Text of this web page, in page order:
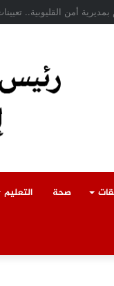
سقوط سقف أثناء إزالة
صحة التعليم